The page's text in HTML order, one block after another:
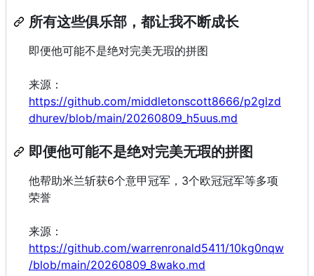
所有这些俱乐部，都让我不断成长
即便他可能不是绝对完美无瑕的拼图
来源：
https://github.com/middletonscott8666/p2glzd
dhurev/blob/main/20260809_h5uus.md
即便他可能不是绝对完美无瑕的拼图
他帮助米兰斩获6个意甲冠军，3个欧冠冠军等多项
荣誉
来源：
https://github.com/warrenronald5411/10kg0nqw
/blob/main/20260809_8wako.md